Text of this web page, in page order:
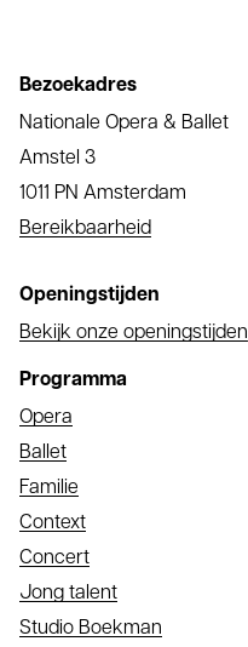
Bezoekadres
Nationale Opera & Ballet
Amstel 3
1011 PN Amsterdam
Bereikbaarheid
Openingstijden
Bekijk onze openingstijden
Programma
Opera
Ballet
Familie
Context
Concert
Jong talent
Studio Boekman